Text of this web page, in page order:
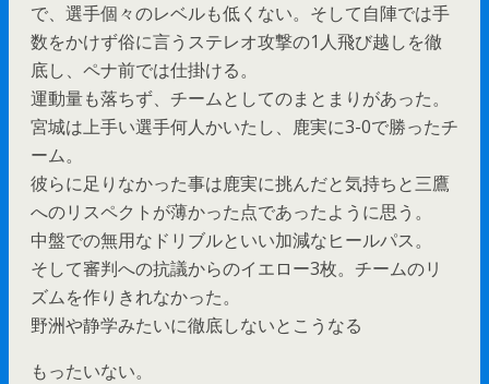
で、選手個々のレベルも低くない。そして自陣では手
数をかけず俗に言うステレオ攻撃の1人飛び越しを徹
底し、ペナ前では仕掛ける。
運動量も落ちず、チームとしてのまとまりがあった。
宮城は上手い選手何人かいたし、鹿実に3-0で勝ったチ
ーム。
彼らに足りなかった事は鹿実に挑んだと気持ちと三鷹
へのリスペクトが薄かった点であったように思う。
中盤での無用なドリブルといい加減なヒールパス。
そして審判への抗議からのイエロー3枚。チームのリ
ズムを作りきれなかった。
野洲や静学みたいに徹底しないとこうなる
もったいない。